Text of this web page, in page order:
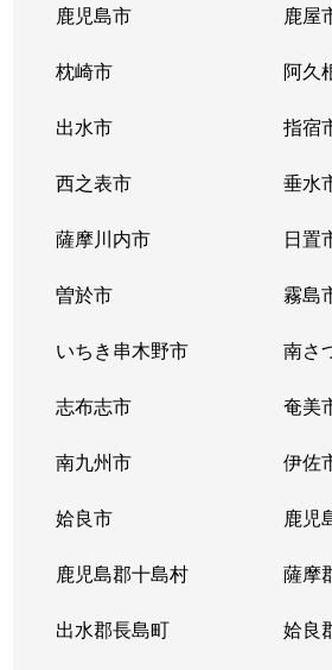
鹿児島市 鹿屋
枕崎市 阿久
出水市 指宿
西之表市 垂水
薩摩川内市 日置
曽於市 霧島
いちき串木野市 南さ
志布志市 奄美
南九州市 伊佐
姶良市 鹿児
鹿児島郡十島村 薩摩
出水郡長島町 姶良